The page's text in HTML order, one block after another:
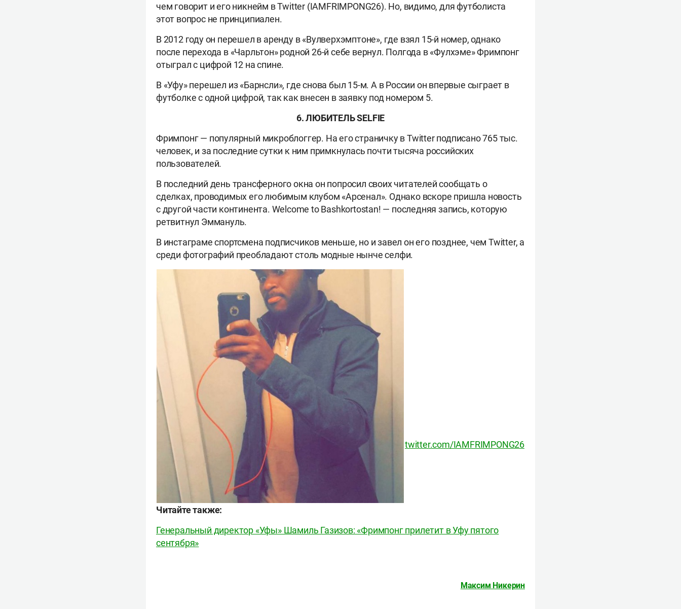
чем говорит и его никнейм в Twitter (IAMFRIMPONG26). Но, видимо, для футболиста
этот вопрос не принципиален.
В 2012 году он перешел в аренду в «Вулверхэмптоне», где взял 15-й номер, однако
после перехода в «Чарльтон» родной 26-й себе вернул. Полгода в «Фулхэме» Фримпонг
отыграл с цифрой 12 на спине.
В «Уфу» перешел из «Барнсли», где снова был 15-м. А в России он впервые сыграет в
футболке с одной цифрой, так как внесен в заявку под номером 5.
6. ЛЮБИТЕЛЬ SELFIE
Фримпонг — популярный микроблоггер. На его страничку в Twitter подписано 765 тыс.
человек, и за последние сутки к ним примкнулась почти тысяча российских
пользователей.
В последний день трансферного окна он попросил своих читателей сообщать о
сделках, проводимых его любимым клубом «Арсенал». Однако вскоре пришла новость
с другой части континента. Welcome to Bashkortostan! — последняя запись, которую
ретвитнул Эммануль.
В инстаграме спортсмена подписчиков меньше, но и завел он его позднее, чем Twitter, а
среди фотографий преобладают столь модные нынче селфи.
twitter.com/IAMFRIMPONG26
Читайте также:
Генеральный директор «Уфы» Шамиль Газизов: «Фримпонг прилетит в Уфу пятого
сентября»
Максим Никерин